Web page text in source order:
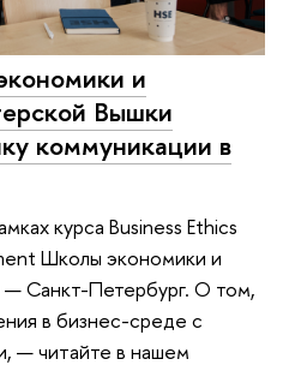
и
Вышки
коммуникации в
курса Business Ethics
Школы экономики и
Санкт-Петербург. О том,
в бизнес-среде с
— читайте в нашем